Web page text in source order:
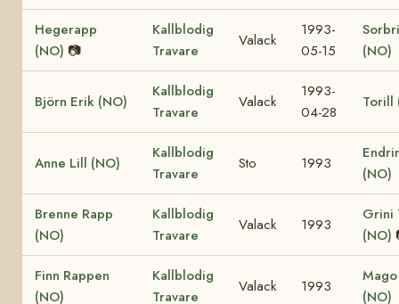
Hegerapp
(NO) 📷
Kallblodig
Travare
Valack
1993-
05-15
(NO)
Björn Erik (NO)
Kallblodig
Travare
Valack
1993-
04-28
Torill
Anne Lill (NO)
Kallblodig
Travare
Sto 1993
(NO)
Brenne Rapp
(NO)
Kallblodig
Travare
Valack 1993
Grini
(NO)
Finn Rappen
(NO)
Kallblodig
Travare
Valack 1993
(NO)